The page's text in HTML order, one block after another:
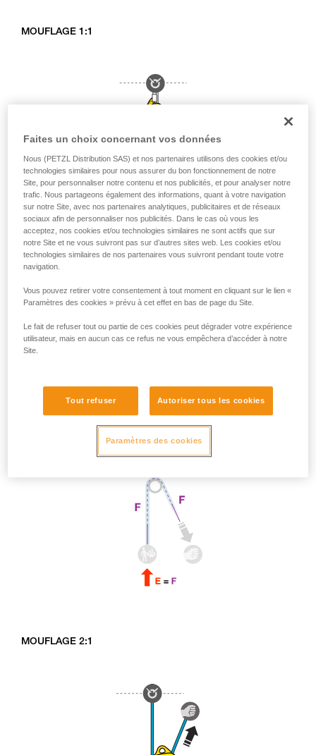
MOUFLAGE 1:1
MOUFLAGE 2:1
Faites un choix concernant vos données
Nous (PETZL Distribution SAS) et nos partenaires utilisons des cookies et/ou
technologies similaires pour nous assurer du bon fonctionnement de notre
Site, pour personnaliser notre contenu et nos publicités, et pour analyser notre
trafic. Nous partageons également des informations, quant à votre navigation
sur notre Site, avec nos partenaires analytiques, publicitaires et de réseaux
sociaux afin de personnaliser nos publicités. Dans le cas où vous les
acceptez, nos cookies et/ou technologies similaires ne sont actifs que sur
notre Site et ne vous suivront pas sur d’autres sites web. Les cookies et/ou
technologies similaires de nos partenaires vous suivront pendant toute votre
navigation.
Vous pouvez retirer votre consentement à tout moment en cliquant sur le lien «
Paramètres des cookies » prévu à cet effet en bas de page du Site.
Le fait de refuser tout ou partie de ces cookies peut dégrader votre expérience
utilisateur, mais en aucun cas ce refus ne vous empêchera d’accéder à notre
Site.
Tout refuser Autoriser tous les cookies
Paramètres des cookies